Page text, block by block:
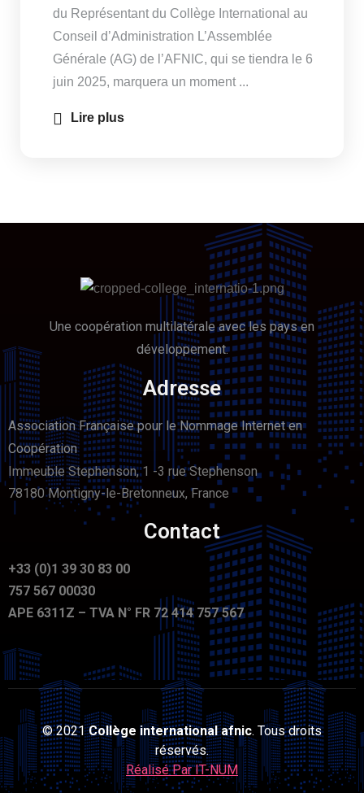
du Représentant du Collège International au
Conseil d’Administration L’Assemblée
Générale (AG) de l’AFNIC, qui se tiendra le 6
juin 2025, marquera un moment ...
Lire plus
Une coopération multilatérale avec les pays en
développement.
Adresse
Association Française pour le Nommage Internet en
Coopération
Immeuble Stephenson, 1 -3 rue Stephenson
78180 Montigny-le-Bretonneux, France
Contact
+33 (0)1 39 30 83 00
757 567 00030
APE 6311Z – TVA N° FR 72 414 757 567
© 2021Collège international afnic. Tous droits
réservés.
Réalisé Par IT-NUM